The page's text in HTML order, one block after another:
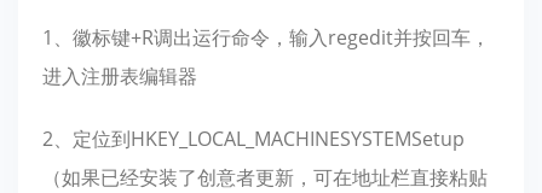
1、徽标键+R调出运行命令，输入regedit并按回车，
进入注册表编辑器
2、定位到HKEY_LOCAL_MACHINESYSTEMSetup
（如果已经安装了创意者更新，可在地址栏直接粘贴